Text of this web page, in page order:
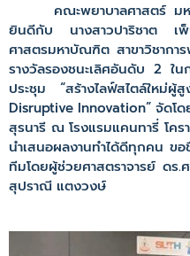
คณะพยาบาลศาสตร์ มหา
ยินดีกับ นางสาวปาริชาต เ
ศาสตรมหาบัณฑิต สาขาวิชากา
รางวัลรองชนะเลิศอันดับ 2 ใน
ประชุม “สร้างไลฟ์สไตล์ให
Disruptive Innovation” จัดโด
สุรนารี ณ โรงแรมแคนทารี่ โค
นำเสนอผลงานทำได้ดีทุกคน ข
ทีมโดยผู้ช่วยศาสตราจารย์ ดร.
สุปราณี แตงวงษ์